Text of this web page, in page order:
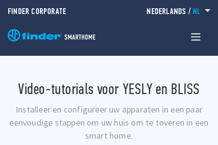
FINDER CORPORATE NEDERLANDS / NL
Video-tutorials voor YESLY en BLISS
Installeer en configureer uw apparaten in een paar
eenvoudige stappen om uw huis om te toveren in een
smart home.